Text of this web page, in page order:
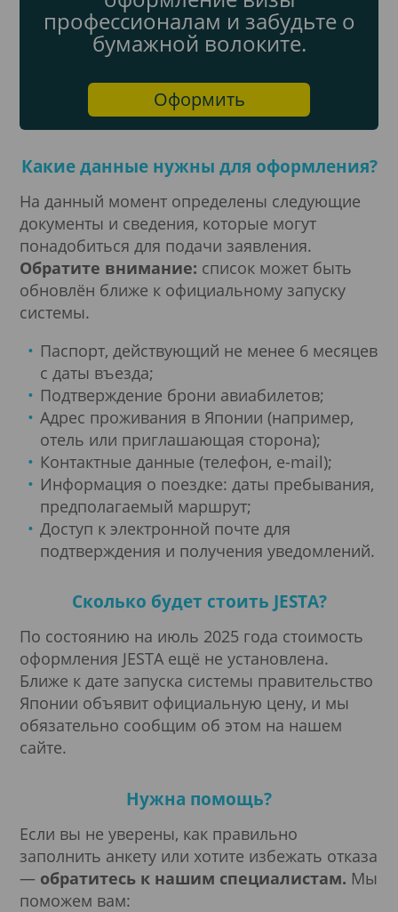
профессионалам и забудьте о
бумажной волоките.
Оформить
Какие данные нужны для оформления?
На данный момент определены следующие
документы и сведения, которые могут
понадобиться для подачи заявления.
Обратите внимание: список может быть
обновлён ближе к официальному запуску
системы.
Паспорт, действующий не менее 6 месяцев
с даты въезда;
Подтверждение брони авиабилетов;
Адрес проживания в Японии (например,
отель или приглашающая сторона);
Контактные данные (телефон, e-mail);
Информация о поездке: даты пребывания,
предполагаемый маршрут;
Доступ к электронной почте для
подтверждения и получения уведомлений.
Сколько будет стоить JESTA?
По состоянию на июль 2025 года стоимость
оформления JESTA ещё не установлена.
Ближе к дате запуска системы правительство
Японии объявит официальную цену, и мы
обязательно сообщим об этом на нашем
сайте.
Нужна помощь?
Если вы не уверены, как правильно
заполнить анкету или хотите избежать отказа
— обратитесь к нашим специалистам. Мы
поможем вам: